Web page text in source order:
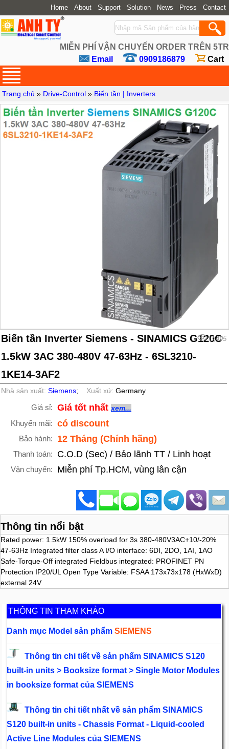
Home About Support Solution News Press Contact
MIỄN PHÍ VẬN CHUYỂN ORDER TRÊN 5TR
Email
0909186879 Cart
Trang chủ » Drive-Control » Biến tần | Inverters
Biến tần Inverter Siemens - SINAMICS G120C
1.5kW 3AC 380-480V 47-63Hz - 6SL3210-
1KE14-3AF2
3,495
Nhà sản xuất:Siemens; Xuất xứ:Germany
Giá sỉ: Giá tốt nhất xem...
Khuyến mãi: có discount
Bảo hành: 12 Tháng (Chính hãng)
Thanh toán: C.O.D (Sec) / Bảo lãnh TT / Linh hoạt
Vận chuyển: Miễn phí Tp.HCM, vùng lân cận
Thông tin nổi bật
Rated power: 1.5kW 150% overload for 3s 380-480V3AC+10/-20%
47-63Hz Integrated filter class A I/O interface: 6DI, 2DO, 1AI, 1AO
Safe-Torque-Off integrated Fieldbus integrated: PROFINET PN
Protection IP20/UL Open Type Variable: FSAA 173x73x178 (HxWxD)
external 24V
THÔNG TIN THAM KHẢO
Danh mục Model sản phẩmSIEMENS
Thông tin chi tiết về sản phẩm SINAMICS S120
built-in units > Booksize format > Single Motor Modules
in booksize format của SIEMENS
Thông tin chi tiết nhất về sản phẩm SINAMICS
S120 built-in units - Chassis Format - Liquid-cooled
Active Line Modules của SIEMENS